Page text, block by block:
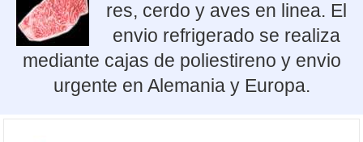
res, cerdo y aves en linea. El
envio refrigerado se realiza
mediante cajas de poliestireno y envio
urgente en Alemania y Europa.